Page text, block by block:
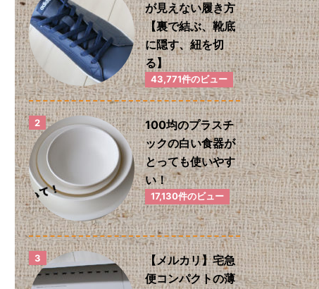
が見えない履き方
【裏で結ぶ、靴底
に隠す、紐を切
る】
43,771件のビュー
100均のプラスチ
ックの白い食器が
とっても使いやす
い！
17,130件のビュー
【メルカリ】宅急
便コンパクトの薄